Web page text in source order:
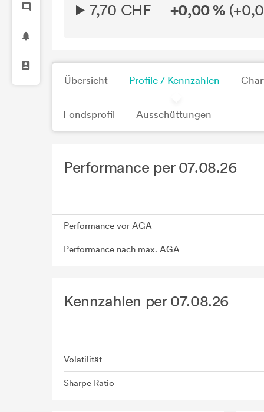
7,70 CHF +0,00 % (
Übersicht Profile / Kennzahlen
Fondsprofil Ausschüttungen
Performance per 07.08.26
Performance vor AGA
Performance nach max. AGA
Kennzahlen per 07.08.26
Volatilität
Sharpe Ratio